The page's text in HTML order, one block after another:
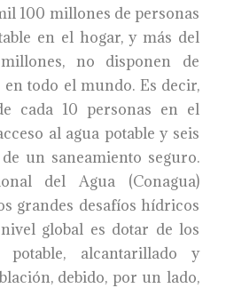
100 millones de personas
en el hogar, y más del
no disponen de
todo el mundo. Es decir,
cada 10 personas en el
al agua potable y seis
un saneamiento seguro.
del Agua (Conagua)
grandes desafíos hídricos
global es dotar de los
alcantarillado y
debido, por un lado,